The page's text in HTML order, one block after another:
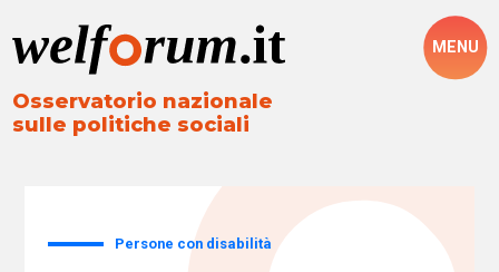
Osservatorio nazionale
sulle politiche sociali
MENU
Persone con disabilità